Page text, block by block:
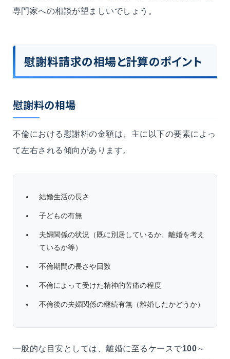
専門家への相談が望ましいでしょう。
慰謝料請求の相場と計算のポイント
慰謝料の相場
不倫における慰謝料の金額は、主に以下の要素によっ
て左右される傾向があります。
結婚生活の長さ
子どもの有無
夫婦関係の状況（既に別居しているか、離婚を考え
ているか等）
不倫期間の長さや回数
不倫によって受けた精神的苦痛の程度
不倫後の夫婦関係の継続有無（離婚したかどうか）
一般的な目安としては、離婚に至るケースで100～